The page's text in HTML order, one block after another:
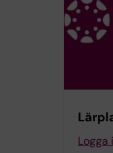
Logga